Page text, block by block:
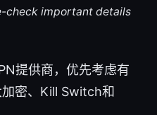
check important details
提供商，优先考虑有
密、Kill Switch和